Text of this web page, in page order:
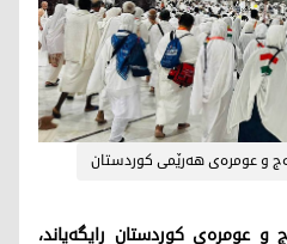
و عومرەی هەرێمی کوردستان
و عومرەی کوردستان رایگەیاند،